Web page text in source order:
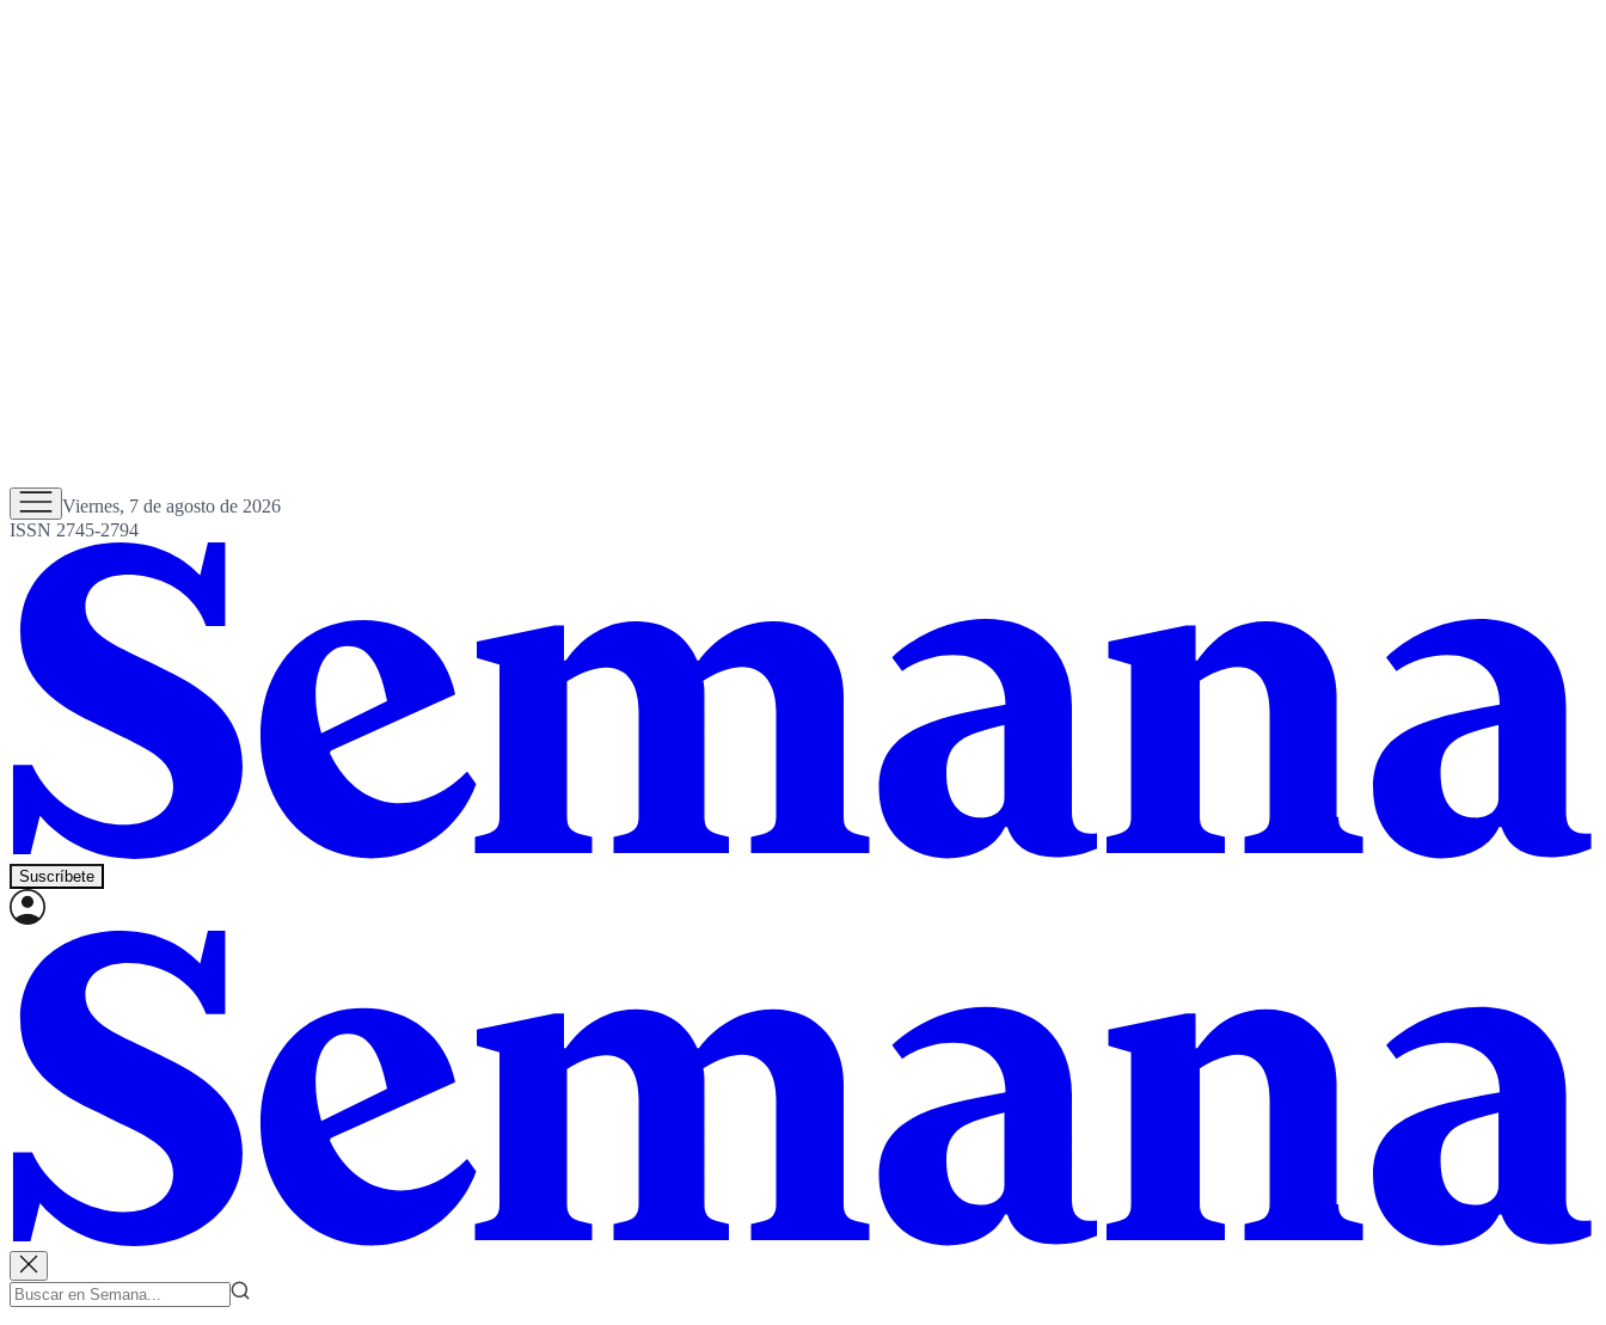
Viernes, 7 de agosto de 2026
ISSN 2745-2794
Suscríbete